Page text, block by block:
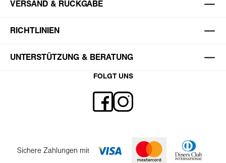
VERSAND & RÜCKGABE
RICHTLINIEN
UNTERSTÜTZUNG & BERATUNG
FOLGT UNS
Sichere Zahlungen mit